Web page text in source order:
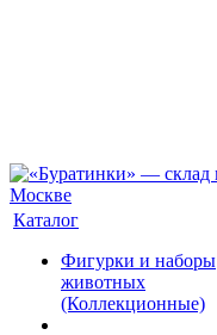
Каталог
Фигурки и наборы
животных
(Коллекционные)